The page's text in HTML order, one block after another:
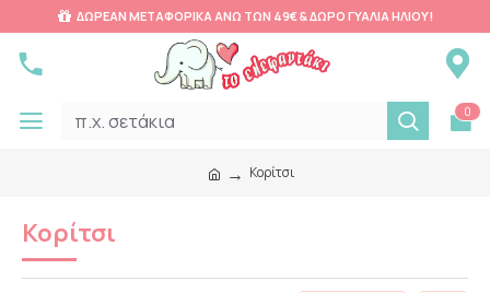
ΔΩΡΕΑΝ ΜΕΤΑΦΟΡΙΚΑ ΑΝΩ ΤΩΝ 49€ & ΔΩΡΟ ΓΥΑΛΙΑ ΗΛΙΟΥ!
0
Κορίτσι
Κορίτσι